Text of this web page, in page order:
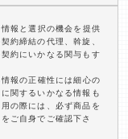
報と選択の機会を提供
約締結の代理、斡旋、
約にいかなる関与もす
報の正確性には細心の
関するいかなる情報も
の際には、必ず商品を
ご自身でご確認下さ